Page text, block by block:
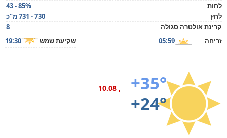
לחות
43 - 85%
לחץ
730 - 731 מ"כ
קרינת אולטרה סגולה
8
זריחה
05:59 שקיעת שמש 19:30
+35°
+24°
, 10.08